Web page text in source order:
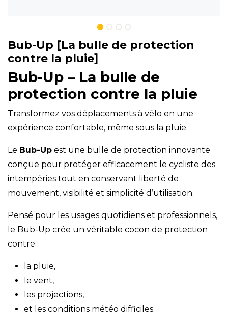
Bub-Up [La bulle de protection
contre la pluie]
Bub-Up – La bulle de
protection contre la pluie
Transformez vos déplacements à vélo en une
expérience confortable, même sous la pluie.
Le Bub-Up est une bulle de protection innovante
conçue pour protéger efficacement le cycliste des
intempéries tout en conservant liberté de
mouvement, visibilité et simplicité d’utilisation.
Pensé pour les usages quotidiens et professionnels,
le Bub-Up crée un véritable cocon de protection
contre :
la pluie,
le vent,
les projections,
et les conditions météo difficiles.